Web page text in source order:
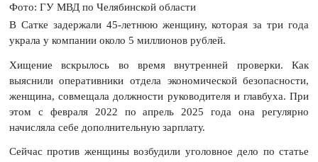
Фото: ГУ МВД по Челябинской области
В Сатке задержали 45-летнюю женщину, которая за три года
украла у компании около 5 миллионов рублей.
Хищение вскрылось во время внутренней проверки. Как
выяснили оперативники отдела экономической безопасности,
женщина, совмещала должности руководителя и главбуха. При
этом с февраля 2022 по апрель 2025 года она регулярно
начисляла себе дополнительную зарплату.
Сейчас против женщины возбудили уголовное дело по статье